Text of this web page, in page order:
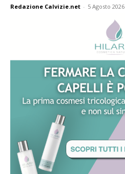
Redazione Calvizie.net - 5 Agosto 2026